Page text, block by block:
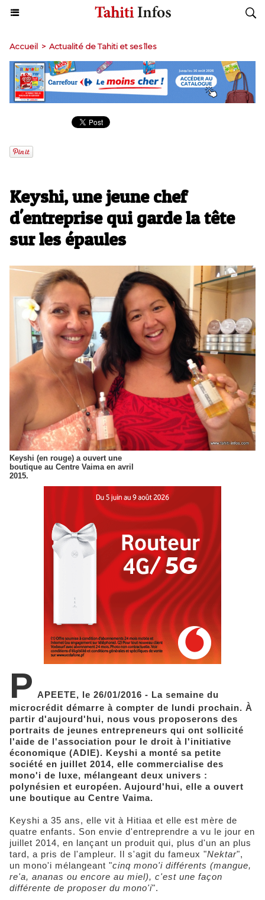
Accueil > Actualité de Tahiti et ses îles
Keyshi, une jeune chef
d'entreprise qui garde la tête
sur les épaules
Keyshi (en rouge) a ouvert une
boutique au Centre Vaima en avril
2015.
P APEETE, le 26/01/2016 - La semaine du
microcrédit démarre à compter de lundi prochain. À
partir d'aujourd'hui, nous vous proposerons des
portraits de jeunes entrepreneurs qui ont sollicité
l'aide de l'association pour le droit à l'initiative
économique (ADIE). Keyshi a monté sa petite
société en juillet 2014, elle commercialise des
mono'i de luxe, mélangeant deux univers :
polynésien et européen. Aujourd'hui, elle a ouvert
une boutique au Centre Vaima.
Keyshi a 35 ans, elle vit à Hitiaa et elle est mère de
quatre enfants. Son envie d'entreprendre a vu le jour en
juillet 2014, en lançant un produit qui, plus d'un an plus
tard, a pris de l'ampleur. Il s'agit du fameux "Nektar",
un mono'i mélangeant "cinq mono'i différents (mangue,
re'a, ananas ou encore au miel), c'est une façon
différente de proposer du mono'i".